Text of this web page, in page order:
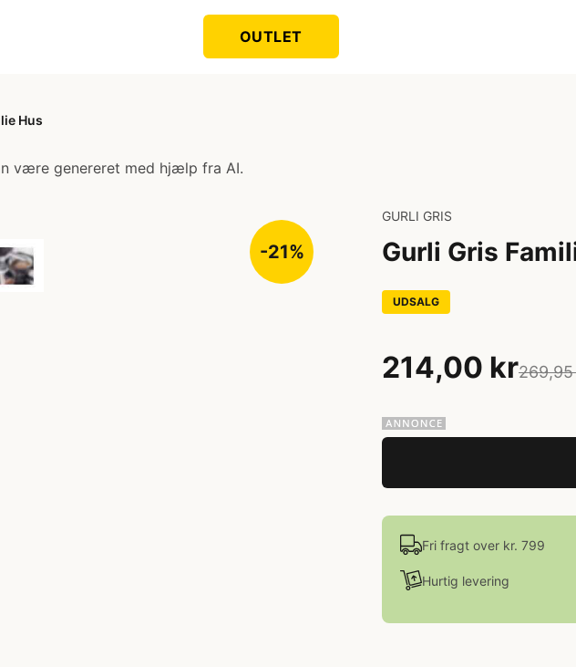
OUTLET
Hus
være genereret med hjælp fra AI.
-21%
GURLI GRIS
Gurli Gris
UDSALG
214,00 kr
Fri fragt over kr. 799
Hurtig levering